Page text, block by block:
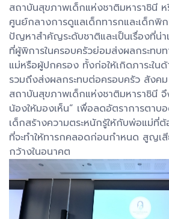
สถาบันสุขภาพเด็กแห่งชาติมหาราชินี ห
ศูนย์กลางการดูแลเด็กทารกและเด็กพิ
ปัญหาสำคัญระดับชาติและเป็นเรื่องที่น่า
ที่ผู้พิการในครอบครัวย่อมส่งผลกระทบ
แม่หรือผู้ปกครอง ทั้งก่อให้เกิดภาระใ
รวมถึงส่งผลกระทบต่อครอบครัว สังคม
สถาบันสุขภาพเด็กแห่งชาติมหาราชินี จึ
น้องให้มองเห็น” เพื่อลดอัตราการตาบ
เด็กสร้างความตระหนักรู้ให้กับพ่อแม่ที่
ที่จะทำให้ทารกคลอดก่อนกำหนด สูญเ
กว้างในอนาคต